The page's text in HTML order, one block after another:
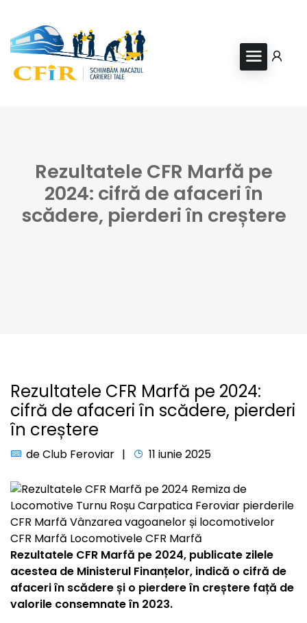
Rezultatele CFR Marfă pe
2024: cifră de afaceri în
scădere, pierderi în creștere
Rezultatele CFR Marfă pe 2024:
cifră de afaceri în scădere, pierderi
în creștere
deClub Feroviar 11 iunie 2025
Rezultatele CFR Marfă pe 2024, publicate zilele
acestea de Ministerul Finanțelor, indică o cifră de
afaceri în scădere și o pierdere în creștere față de
valorile consemnate în 2023.